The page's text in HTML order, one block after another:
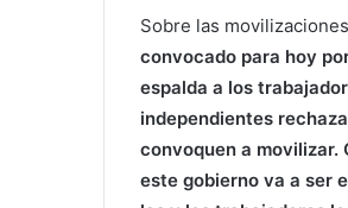
Sobre las
convocado para hoy
espalda a los
independientes
convoquen a movilizar.
este gobierno va a ser